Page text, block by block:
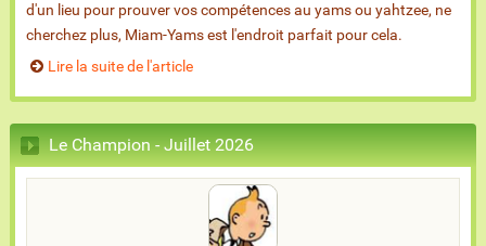
d'un lieu pour prouver vos compétences au yams ou yahtzee, ne
cherchez plus, Miam-Yams est l'endroit parfait pour cela.
Lire la suite de l'article
Le Champion - Juillet 2026